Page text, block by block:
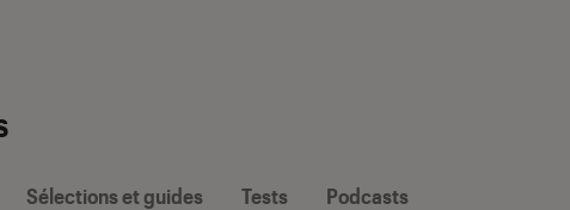
Sélections et guides Tests Podcasts